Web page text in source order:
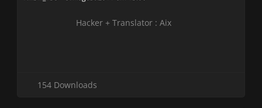
Hacker + Translator : Aix
154 Downloads